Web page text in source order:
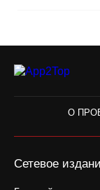
О
Сетевое